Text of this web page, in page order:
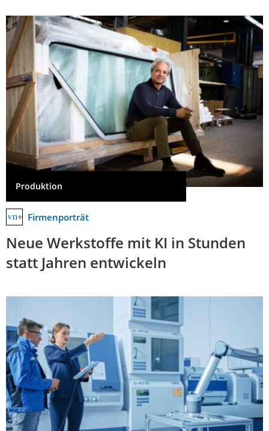
Produktion
Firmenporträt
Neue Werkstoffe mit KI in Stunden
statt Jahren entwickeln